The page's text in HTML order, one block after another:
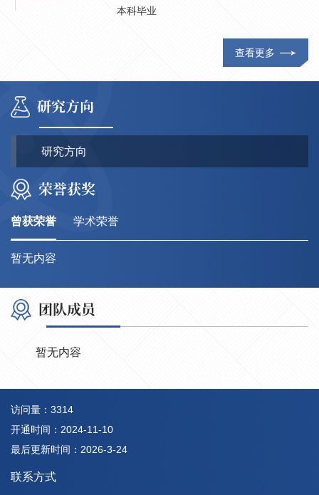
本科毕业
查看更多
研究方向
研究方向
荣誉获奖
曾获荣誉 学术荣誉
暂无内容
团队成员
暂无内容
访问量： 3314
开通时间： 2024-11-10
最后更新时间： 2026-3-24
联系方式